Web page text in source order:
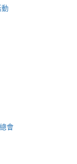
動
會